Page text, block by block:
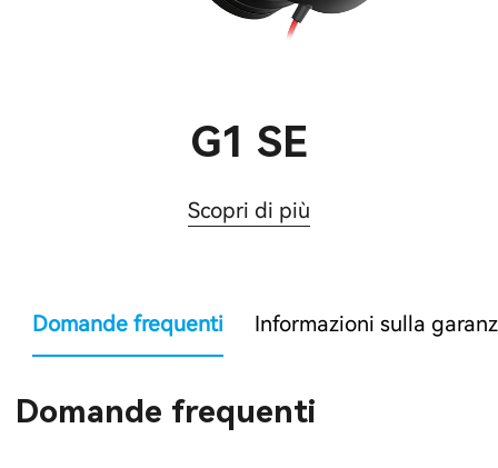
G1 SE
Scopri di più
Domande frequenti Informazioni sulla
Domande frequenti